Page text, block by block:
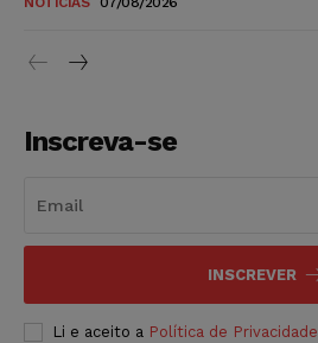
Inscreva-se
INSCREVER
Li e aceito a Política de Privacidade